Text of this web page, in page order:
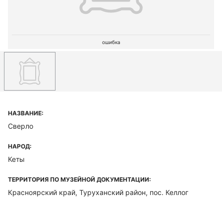
НАЗВАНИЕ:
Сверло
НАРОД:
Кеты
ТЕРРИТОРИЯ ПО МУЗЕЙНОЙ ДОКУМЕНТАЦИИ:
Красноярский край, Туруханский район, пос. Келлог
ошибка